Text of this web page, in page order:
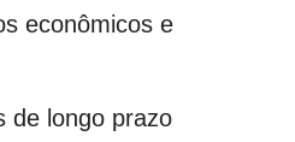
econômicos e
de longo prazo